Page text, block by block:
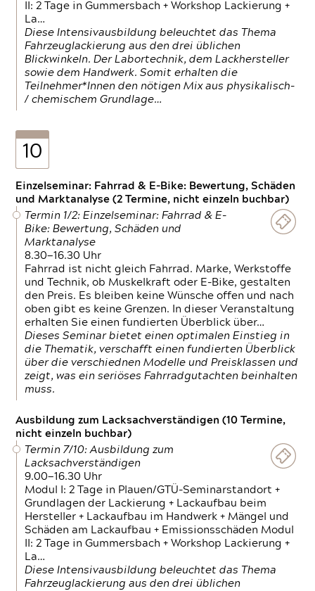
II: 2 Tage in Gummersbach + Workshop Lackierung +
La…
Diese Intensivausbildung beleuchtet das Thema
Fahrzeuglackierung aus den drei üblichen
Blickwinkeln. Der Labortechnik, dem Lackhersteller
sowie dem Handwerk. Somit erhalten die
Teilnehmer*Innen den nötigen Mix aus physikalisch-
/ chemischem Grundlage…
10
Einzelseminar: Fahrrad & E-Bike: Bewertung, Schäden
und Marktanalyse (2 Termine, nicht einzeln buchbar)
Termin 1/2: Einzelseminar: Fahrrad & E-
Bike: Bewertung, Schäden und
Marktanalyse
8.30—16.30 Uhr
Fahrrad ist nicht gleich Fahrrad. Marke, Werkstoffe
und Technik, ob Muskelkraft oder E-Bike, gestalten
den Preis. Es bleiben keine Wünsche offen und nach
oben gibt es keine Grenzen. In dieser Veranstaltung
erhalten Sie einen fundierten Überblick über…
Dieses Seminar bietet einen optimalen Einstieg in
die Thematik, verschafft einen fundierten Überblick
über die verschiednen Modelle und Preisklassen und
zeigt, was ein seriöses Fahrradgutachten beinhalten
muss.
Ausbildung zum Lacksachverständigen (10 Termine,
nicht einzeln buchbar)
Termin 7/10: Ausbildung zum
Lacksachverständigen
9.00—16.30 Uhr
Modul I: 2 Tage in Plauen/GTÜ-Seminarstandort +
Grundlagen der Lackierung + Lackaufbau beim
Hersteller + Lackaufbau im Handwerk + Mängel und
Schäden am Lackaufbau + Emissionsschäden Modul
II: 2 Tage in Gummersbach + Workshop Lackierung +
La…
Diese Intensivausbildung beleuchtet das Thema
Fahrzeuglackierung aus den drei üblichen